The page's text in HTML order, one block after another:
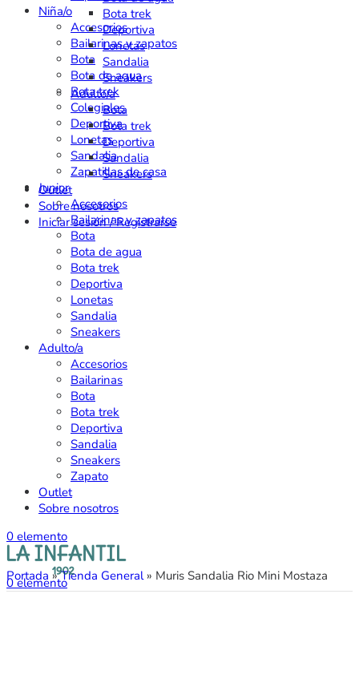
Niña/o
Accesorios
Bailarinas y zapatos
Bota
Bota de agua
Bota trek
Colegiales
Deportiva
Lonetas
Sandalia
Zapatillas de casa
Junior
Accesorios
Bailarinas y zapatos
Bota
Bota de agua
Bota trek
Deportiva
Lonetas
Sandalia
Sneakers
Adulto/a
Accesorios
Bailarinas
Bota
Bota trek
Deportiva
Sandalia
Sneakers
Zapato
Outlet
Sobre nosotros
0 elemento
0elemento
Portada »Tienda General» Muris Sandalia Rio Mini Mostaza
Bota trek
Deportiva
Lonetas
Sandalia
Sneakers
Adulto/a
Bota
Bota trek
Deportiva
Sandalia
Sneakers
Outlet
Sobre nosotros
Iniciar sesión / Registrarse